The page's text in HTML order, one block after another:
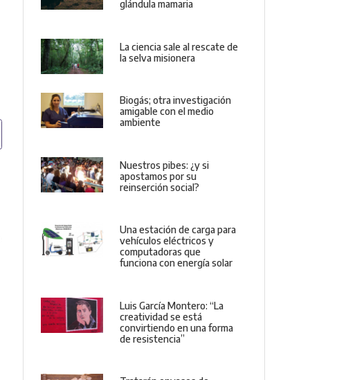
glándula mamaria
La ciencia sale al rescate de
la selva misionera
Biogás; otra investigación
amigable con el medio
ambiente
Nuestros pibes: ¿y si
apostamos por su
reinserción social?
Una estación de carga para
vehículos eléctricos y
computadoras que
funciona con energía solar
Luis García Montero: “La
creatividad se está
convirtiendo en una forma
de resistencia”